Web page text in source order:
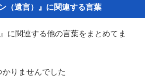
（遺言）』に関連する言葉
に関連する他の言葉をまとめてま
かりませんでした